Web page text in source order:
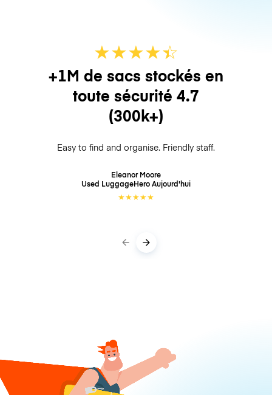
★★★★☆
★
+1M de sacs stockés en
toute sécurité 4.7
(300k+)
Easy to find and organise. Friendly staff.
Eleanor Moore
Used LuggageHeroAujourd'hui
★★★★★